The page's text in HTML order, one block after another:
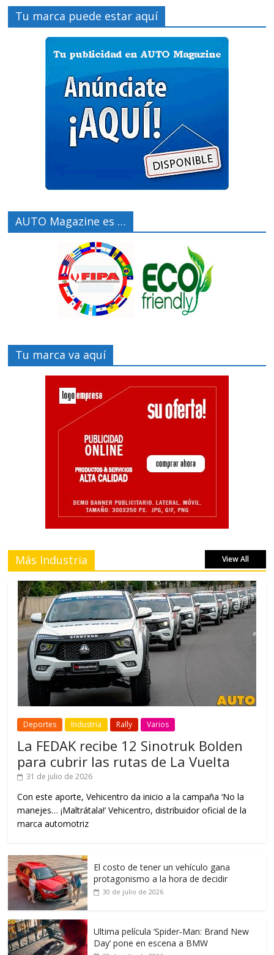
Tu marca puede estar aquí
AUTO Magazine es …
Tu marca va aquí
Más Industria View All
Deportes Industria Rally Varios
La FEDAK recibe 12 Sinotruk Bolden
para cubrir las rutas de La Vuelta
31 de julio de 2026
Con este aporte, Vehicentro da inicio a la campaña ‘No la
manejes… ¡Maltrátala!’ Vehicentro, distribuidor oficial de la
marca automotriz
El costo de tener un vehículo gana
protagonismo a la hora de decidir
30 de julio de 2026
Ultima película ‘Spider‑Man: Brand New
Day’ pone en escena a BMW